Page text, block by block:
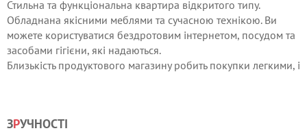
Стильна та функціональна квартира відкритого типу.
Обладнана якісними меблями та сучасною технікою. Ви
можете користуватися бездротовим інтернетом, посудом та
засобами гігієни, які надаються.
Близькість продуктового магазину робить покупки легкими, і
прогулянками на свіжому повітрі. Приємного перебування!
ЗРУЧНОСТІ